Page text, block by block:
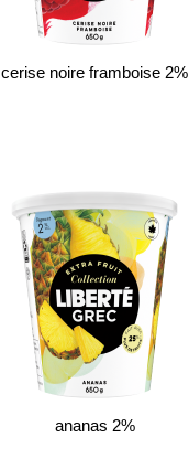
cerise noire framboise 2%
ananas 2%